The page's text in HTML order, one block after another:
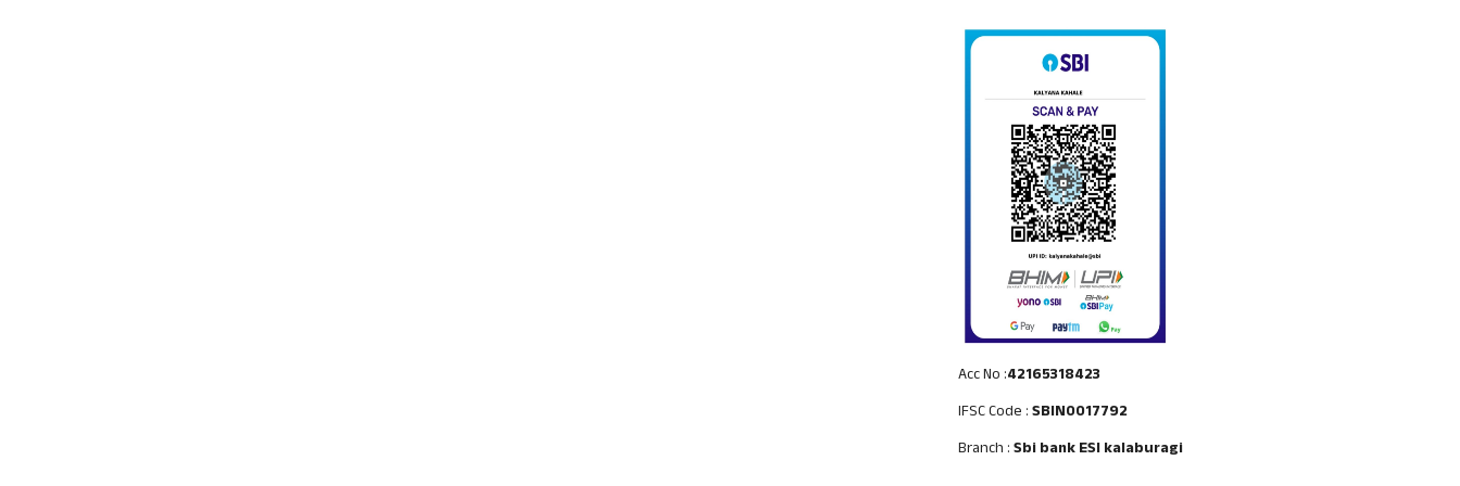
Acc No :42165318423
IFSC Code :SBIN0017792
Branch :Sbi bank ESI kalaburagi